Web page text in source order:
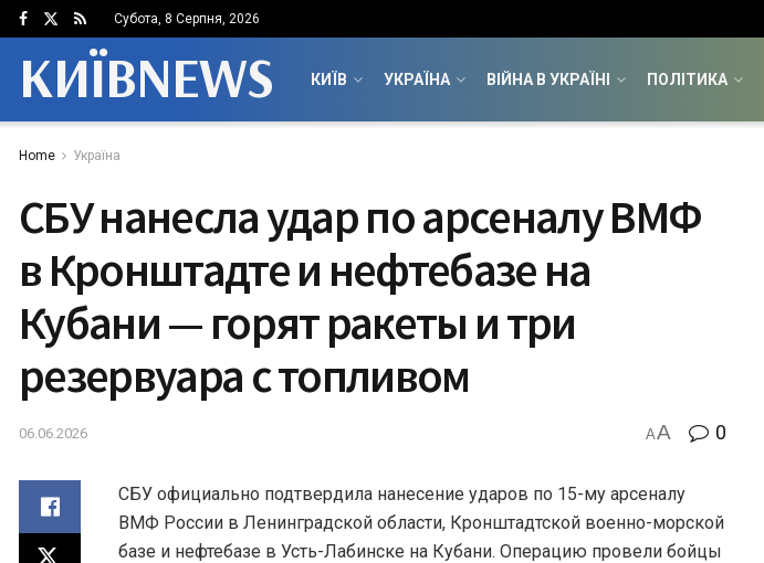
Субота, 8 Серпня, 2026
КИЇВNEWS КИЇВ УКРАЇНА ВІЙНА В УКРАЇНІ ПОЛІТИКА
Home Україна
СБУ нанесла удар по арсеналу ВМФ
в Кронштадте и нефтебазе на
Кубани — горят ракеты и три
резервуара с топливом
06.06.2026 AA 0
СБУ официально подтвердила нанесение ударов по 15-му арсеналу
ВМФ России в Ленинградской области, Кронштадтской военно-морской
базе и нефтебазе в Усть-Лабинске на Кубани. Операцию провели бойцы